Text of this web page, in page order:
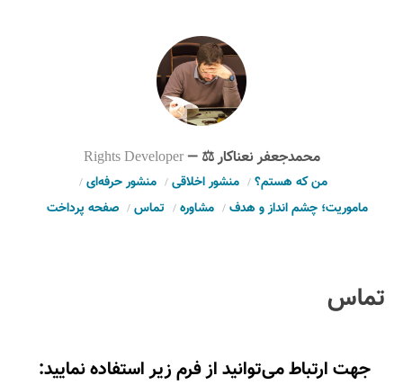
محمدجعفر نعناکار ⚖️ —
Rights Developer
من که هستم؟ منشور اخلاقی
منشور حرفه‌ای
ماموریت؛ چشم انداز و هدف
مشاوره تماس صفحه پرداخت
تماس
جهت ارتباط می‌توانید از فرم زیر استفاده نمایید: